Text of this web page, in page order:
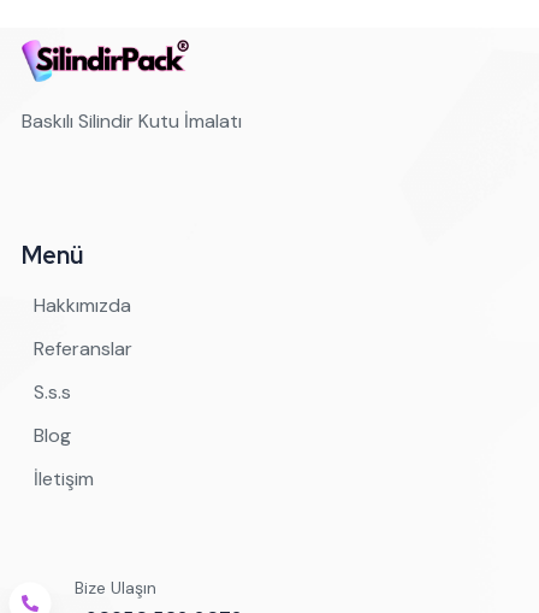
Baskılı Silindir Kutu İmalatı
Menü
Hakkımızda
Referanslar
S.s.s
Blog
İletişim
Bize Ulaşın